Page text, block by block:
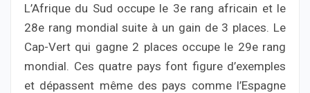
L’Afrique du Sud occupe le 3e rang africain et le
28e rang mondial suite à un gain de 3 places. Le
Cap-Vert qui gagne 2 places occupe le 29e rang
mondial. Ces quatre pays font figure d’exemples
et dépassent même des pays comme l’Espagne